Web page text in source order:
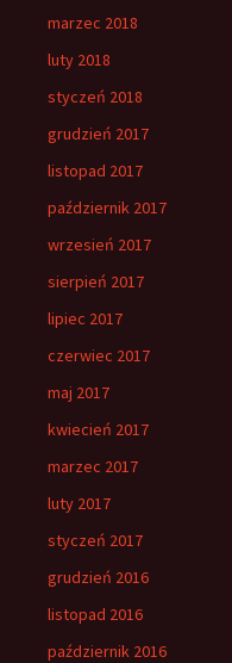
marzec 2018
luty 2018
styczeń 2018
grudzień 2017
listopad 2017
październik 2017
wrzesień 2017
sierpień 2017
lipiec 2017
czerwiec 2017
maj 2017
kwiecień 2017
marzec 2017
luty 2017
styczeń 2017
grudzień 2016
listopad 2016
październik 2016